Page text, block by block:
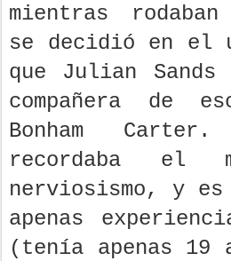
mientras
se decidió en el
que Julian
compañera de
Bonham
recordaba el
nerviosismo, y
apenas
(tenía apenas 19